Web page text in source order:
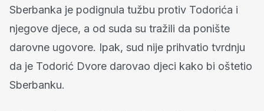
Sberbanka je podignula tužbu protiv Todorića i
njegove djece, a od suda su tražili da ponište
darovne ugovore. Ipak, sud nije prihvatio tvrdnju
da je Todorić Dvore darovao djeci kako bi oštetio
Sberbanku.